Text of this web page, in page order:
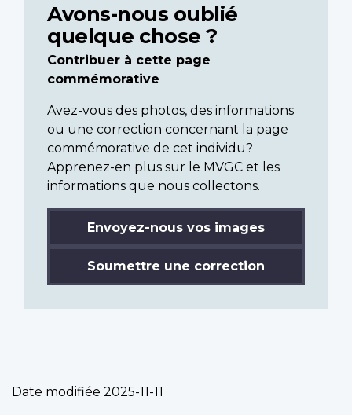
Avons-nous oublié
quelque chose ?
Contribuer à cette page
commémorative
Avez-vous des photos, des informations
ou une correction concernant la page
commémorative de cet individu?
Apprenez-en plus sur le MVGC et les
informations que nous collectons.
Envoyez-nous vos images
Soumettre une correction
Date modifiée 2025-11-11